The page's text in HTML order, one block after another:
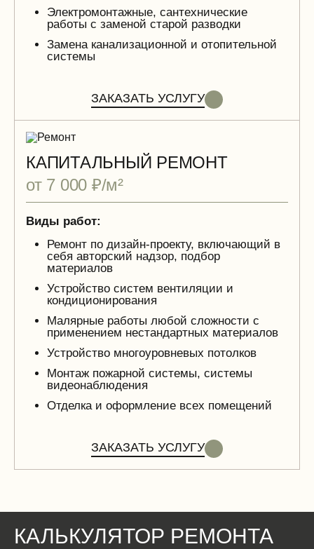
Электромонтажные, сантехнические
работы с заменой старой разводки
Замена канализационной и отопительной
системы
ЗАКАЗАТЬ УСЛУГУ
КАПИТАЛЬНЫЙ РЕМОНТ
от 7 000 ₽/м²
Виды работ:
Ремонт по дизайн-проекту, включающий в
себя авторский надзор, подбор
материалов
Устройство систем вентиляции и
кондиционирования
Малярные работы любой сложности с
применением нестандартных материалов
Устройство многоуровневых потолков
Монтаж пожарной системы, системы
видеонаблюдения
Отделка и оформление всех помещений
ЗАКАЗАТЬ УСЛУГУ
КАЛЬКУЛЯТОР РЕМОНТА